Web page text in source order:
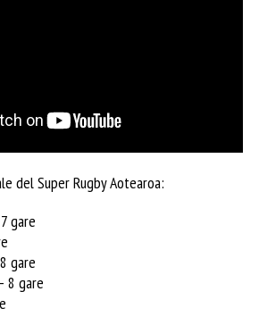
del Super Rugby Aotearoa:
gare
gare
8 gare